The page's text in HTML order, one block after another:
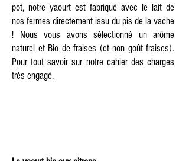
pot, notre yaourt est fabriqué avec le lait de
nos fermes directement issu du pis de la vache
! Nous vous avons sélectionné un arôme
naturel et Bio de fraises (et non goût fraises).
Pour tout savoir sur notre cahier des charges
très engagé.